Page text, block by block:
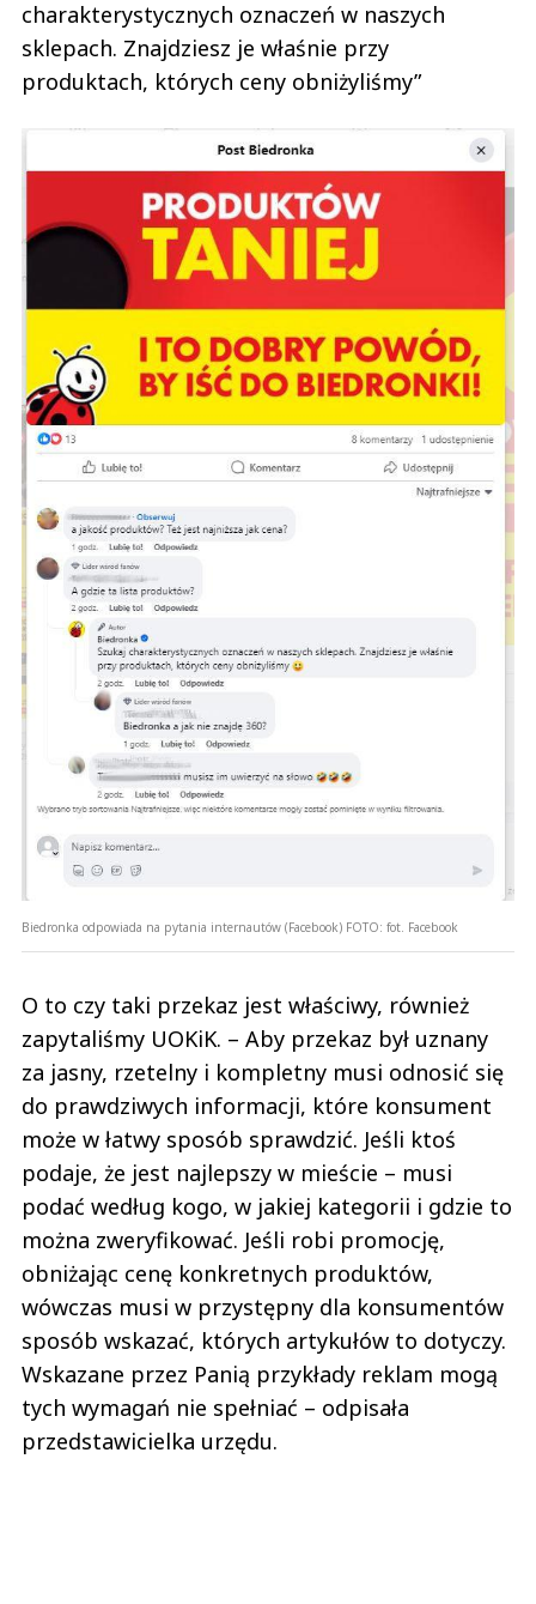
charakterystycznych oznaczeń w naszych
sklepach. Znajdziesz je właśnie przy
produktach, których ceny obniżyliśmy”
Biedronka odpowiada na pytania internautów (Facebook) FOTO: fot. Facebook
O to czy taki przekaz jest właściwy, również
zapytaliśmy UOKiK. – Aby przekaz był uznany
za jasny, rzetelny i kompletny musi odnosić się
do prawdziwych informacji, które konsument
może w łatwy sposób sprawdzić. Jeśli ktoś
podaje, że jest najlepszy w mieście – musi
podać według kogo, w jakiej kategorii i gdzie to
można zweryfikować. Jeśli robi promocję,
obniżając cenę konkretnych produktów,
wówczas musi w przystępny dla konsumentów
sposób wskazać, których artykułów to dotyczy.
Wskazane przez Panią przykłady reklam mogą
tych wymagań nie spełniać – odpisała
przedstawicielka urzędu.